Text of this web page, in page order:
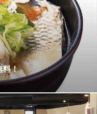
っと見る
ミオ店
ット、定番の定食メニュ
多彩なメニュー展開でお
替わりメニューはインスタ
すのでこの機会にぜひフ
料！
ルデンウィーク、夏休み